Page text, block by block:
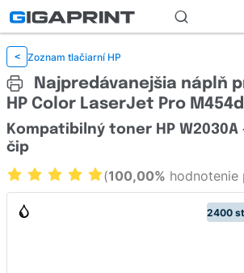
< Zoznam tlačiarní HP
Najpredávanejšia náplň
HP Color LaserJet Pro
2400
Kompatibilný toner HP W2030A
čip
(100,00% hodnotenie